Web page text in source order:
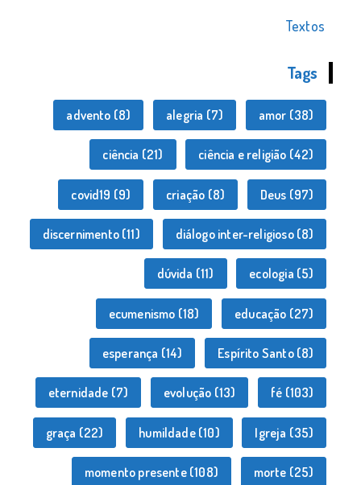
Textos
Tags
advento (8) alegria (7) amor (38)
ciência (21) ciência e religião (42)
covid19 (9) criação (8) Deus (97)
discernimento(11) diálogo inter-religioso(8)
dúvida (11) ecologia (5)
ecumenismo (18) educação (27)
esperança (14) Espírito Santo(8)
eternidade (7) evolução (13) fé (103)
graça (22) humildade(10) Igreja (35)
momento presente(108) morte (25)